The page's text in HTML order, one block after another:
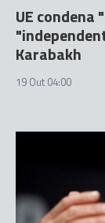
UE
Karabakh
19 Out 04:00